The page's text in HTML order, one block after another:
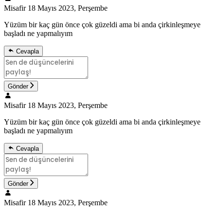
Misafir 18 Mayıs 2023, Perşembe
Yüzüm bir kaç gün önce çok güzeldi ama bi anda çirkinleşmeye
başladı ne yapmalıyım
Cevapla
Gönder
Misafir 18 Mayıs 2023, Perşembe
Yüzüm bir kaç gün önce çok güzeldi ama bi anda çirkinleşmeye
başladı ne yapmalıyım
Cevapla
Gönder
Misafir 18 Mayıs 2023, Perşembe